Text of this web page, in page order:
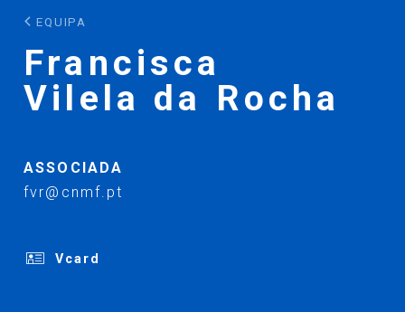
EQUIPA
Francisca
Vilela da Rocha
ASSOCIADA
fvr@cnmf.pt
Vcard